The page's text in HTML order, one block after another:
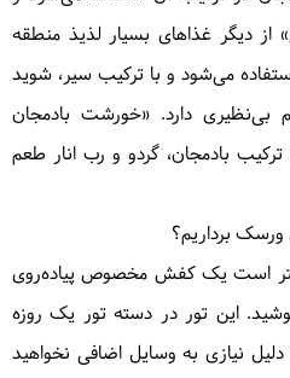
از دیگر غذاهای بسیار لذیذ منطقه
می‌شود و با ترکیب سیر، شوید
دارد. «خورشت بادمجان
ترکیب بادمجان، گردو و رب انار طعم
برداریم؟
است یک کفش مخصوص پیاده‌روی
این تور در دسته تور یک روزه
نیازی به وسایل اضافی نخواهید